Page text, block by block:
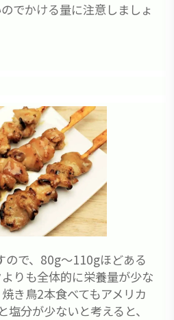
でかける量に注意しましょ
ので、80g～110gほどある
りも全体的に栄養量が少な
き鳥2本食べてもアメリカ
分が少ないと考えると、